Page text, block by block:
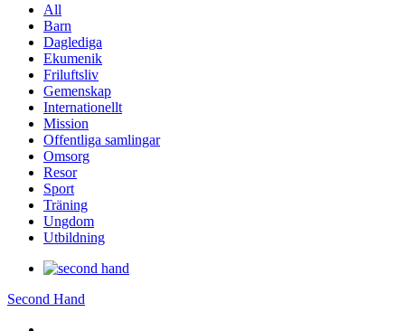
All
Barn
Daglediga
Ekumenik
Friluftsliv
Gemenskap
Internationellt
Mission
Offentliga samlingar
Omsorg
Resor
Sport
Träning
Ungdom
Utbildning
Second Hand